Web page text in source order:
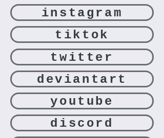
instagram
tiktok
twitter
deviantart
youtube
discord